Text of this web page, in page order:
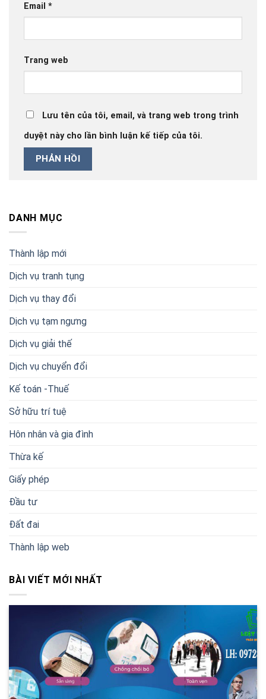
Email *
Trang web
Lưu tên của tôi, email, và trang web trong trình
duyệt này cho lần bình luận kế tiếp của tôi.
DANH MỤC
Thành lập mới
Dịch vụ tranh tụng
Dịch vụ thay đổi
Dịch vụ tạm ngưng
Dịch vụ giải thế
Dịch vụ chuyển đổi
Kế toán -Thuế
Sở hữu trí tuệ
Hôn nhân và gia đình
Thừa kế
Giấy phép
Đầu tư
Đất đai
Thành lập web
BÀI VIẾT MỚI NHẤT